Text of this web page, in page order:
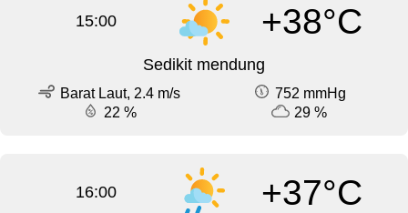
15:00 +38°C
Sedikit mendung
Barat Laut, 2.4 m/s
752 mmHg
22 %
29 %
16:00 +37°C